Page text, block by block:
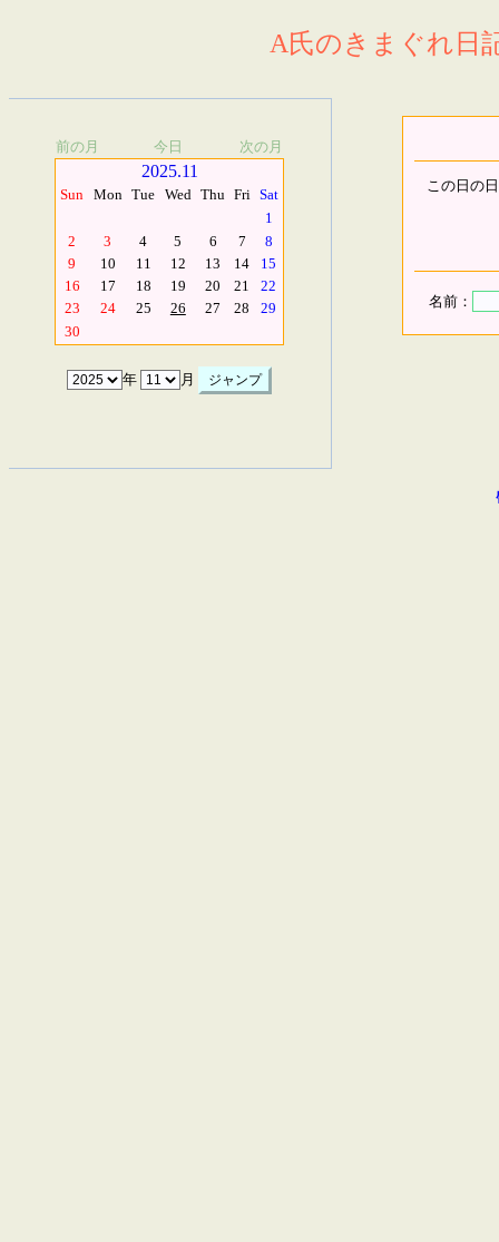
A氏のきまぐれ日
前の月 今日 次の月
2025.11
Sun Mon Tue Wed Thu Fri Sat
1
2
3 4 5 6 7
8
9
10 11 12 13 14
15
16
17 18 19 20 21
22
23
24 25 26 27 28
29
30
年 月
この日の
名前：